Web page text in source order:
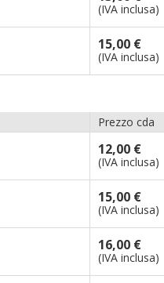
(IVA inclusa)
15,00 €
(IVA inclusa)
Prezzo cda
12,00 €
(IVA inclusa)
15,00 €
(IVA inclusa)
16,00 €
(IVA inclusa)